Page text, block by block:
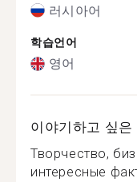
러시아어
학습언어
영어
이야기하고 싶은
Творчество,
интересные